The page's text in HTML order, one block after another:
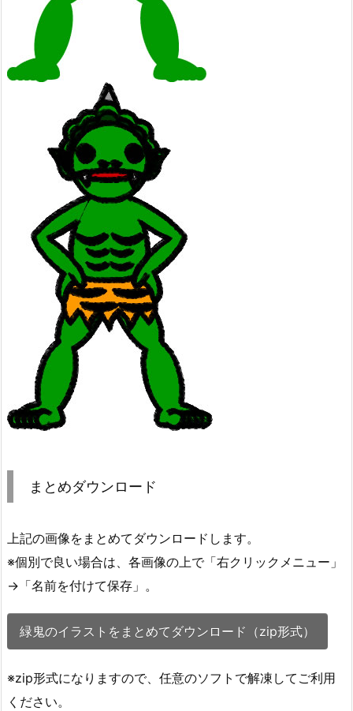
まとめダウンロード
上記の画像をまとめてダウンロードします。
※個別で良い場合は、各画像の上で「右クリックメニュー」
→「名前を付けて保存」。
緑鬼のイラストをまとめてダウンロード（zip形式）
※zip形式になりますので、任意のソフトで解凍してご利用
ください。